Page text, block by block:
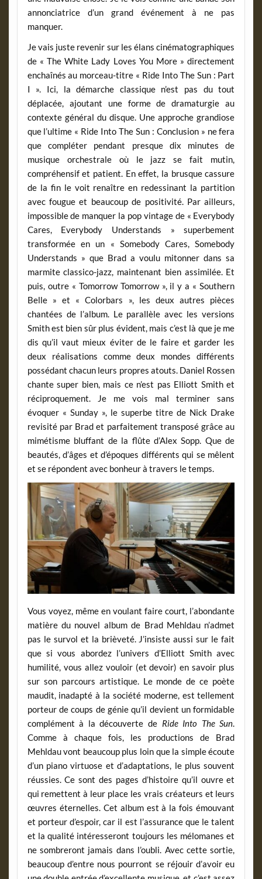
annonciatrice d’un grand événement à ne pas
manquer.
Je vais juste revenir sur les élans cinématographiques
de « The White Lady Loves You More » directement
enchaînés au morceau-titre « Ride Into The Sun : Part
I ». Ici, la démarche classique n’est pas du tout
déplacée, ajoutant une forme de dramaturgie au
contexte général du disque. Une approche grandiose
que l’ultime « Ride Into The Sun : Conclusion » ne fera
que compléter pendant presque dix minutes de
musique orchestrale où le jazz se fait mutin,
compréhensif et patient. En effet, la brusque cassure
de la fin le voit renaître en redessinant la partition
avec fougue et beaucoup de positivité. Par ailleurs,
impossible de manquer la pop vintage de « Everybody
Cares, Everybody Understands » superbement
transformée en un « Somebody Cares, Somebody
Understands » que Brad a voulu mitonner dans sa
marmite classico-jazz, maintenant bien assimilée. Et
puis, outre « Tomorrow Tomorrow », il y a « Southern
Belle » et « Colorbars », les deux autres pièces
chantées de l’album. Le parallèle avec les versions
Smith est bien sûr plus évident, mais c’est là que je me
dis qu’il vaut mieux éviter de le faire et garder les
deux réalisations comme deux mondes différents
possédant chacun leurs propres atouts. Daniel Rossen
chante super bien, mais ce n’est pas Elliott Smith et
réciproquement. Je me vois mal terminer sans
évoquer « Sunday », le superbe titre de Nick Drake
revisité par Brad et parfaitement transposé grâce au
mimétisme bluffant de la flûte d’Alex Sopp. Que de
beautés, d’âges et d’époques différents qui se mêlent
et se répondent avec bonheur à travers le temps.
Vous voyez, même en voulant faire court, l’abondante
matière du nouvel album de Brad Mehldau n’admet
pas le survol et la brièveté. J’insiste aussi sur le fait
que si vous abordez l’univers d’Elliott Smith avec
humilité, vous allez vouloir (et devoir) en savoir plus
sur son parcours artistique. Le monde de ce poète
maudit, inadapté à la société moderne, est tellement
porteur de coups de génie qu’il devient un formidable
complément à la découverte de Ride Into The Sun.
Comme à chaque fois, les productions de Brad
Mehldau vont beaucoup plus loin que la simple écoute
d’un piano virtuose et d’adaptations, le plus souvent
réussies. Ce sont des pages d’histoire qu’il ouvre et
qui remettent à leur place les vrais créateurs et leurs
œuvres éternelles. Cet album est à la fois émouvant
et porteur d’espoir, car il est l’assurance que le talent
et la qualité intéresseront toujours les mélomanes et
ne sombreront jamais dans l’oubli. Avec cette sortie,
beaucoup d’entre nous pourront se réjouir d’avoir eu